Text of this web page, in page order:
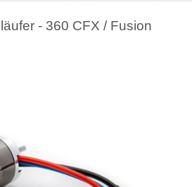
- 360 CFX / Fusion